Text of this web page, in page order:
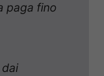
paga fino